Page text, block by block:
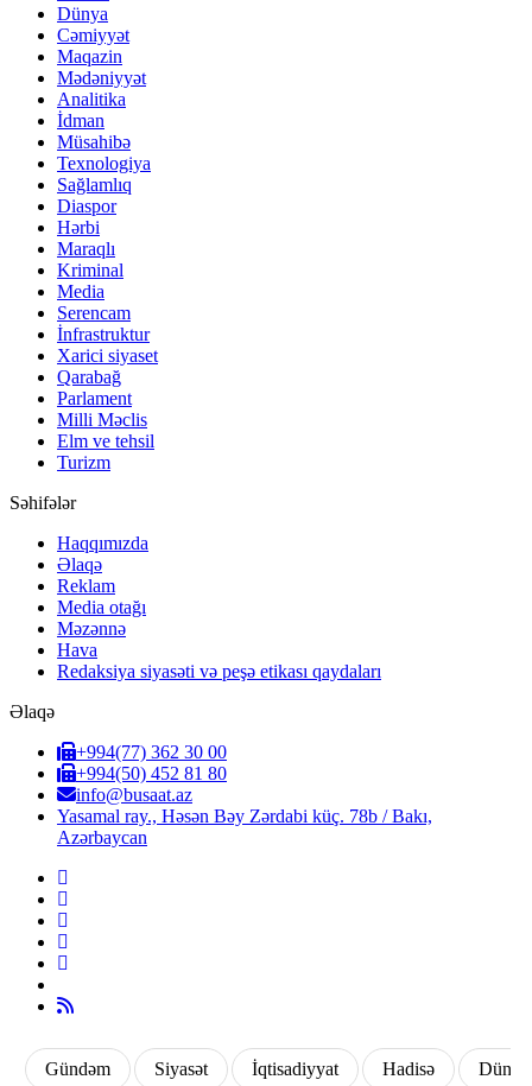
Dünya
Cəmiyyət
Maqazin
Mədəniyyət
Analitika
İdman
Müsahibə
Texnologiya
Sağlamlıq
Diaspor
Hərbi
Maraqlı
Kriminal
Media
Serencam
İnfrastruktur
Xarici siyaset
Qarabağ
Parlament
Milli Məclis
Elm ve tehsil
Turizm
Səhifələr
Haqqımızda
Əlaqə
Reklam
Media otağı
Məzənnə
Hava
Redaksiya siyasəti və peşə etikası qaydaları
Əlaqə
+994(77) 362 30 00
+994(50) 452 81 80
info@busaat.az
Yasamal ray., Həsən Bəy Zərdabi küç. 78b / Bakı,
Azərbaycan
Gündəm Siyasət İqtisadiyyat Hadisə Dünya